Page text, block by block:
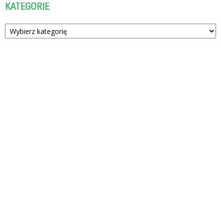
KATEGORIE
Kategorie